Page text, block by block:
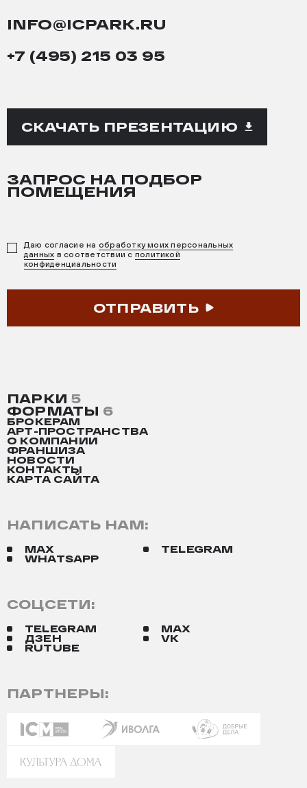
INFO@ICPARK.RU
+7 (495) 215 03 95
СКАЧАТЬ ПРЕЗЕНТАЦИЮ
ПАРКИ 5
ФОРМАТЫ 6
БРОКЕРАМ
АРТ-ПРОСТРАНСТВА
О КОМПАНИИ
ФРАНШИЗА
НОВОСТИ
КОНТАКТЫ
КАРТА САЙТА
ЗАПРОС НА ПОДБОР
ПОМЕЩЕНИЯ
Даю согласие на обработку моих персональных
данных в соответствии с политикой
конфиденциальности
ОТПРАВИТЬ
ПАРТНЕРЫ:
СОЦСЕТИ:
TELEGRAM
MAX
ДЗЕН
VK
RUTUBE
НАПИСАТЬ НАМ:
MAX
TELEGRAM
WHATSAPP